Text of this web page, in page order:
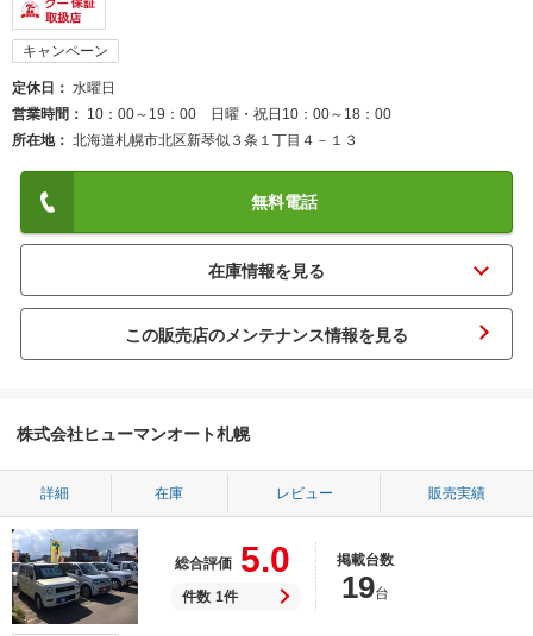
キャンペーン
定休日
水曜日
営業時間
10：00～19：00 日曜・祝日10：00～18：00
所在地
北海道札幌市北区新琴似３条１丁目４－１３
無料電話
この販売店のメンテナンス情報を見る
株式会社ヒューマンオート札幌
詳細 在庫 レビュー 販売実績
総合評価 5.0
件数 1件
掲載台数
19台